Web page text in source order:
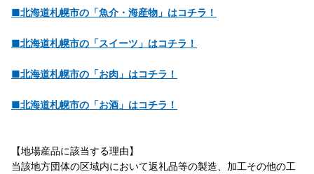
■北海道札幌市の「魚介・海産物」はコチラ！
■北海道札幌市の「スイーツ」はコチラ！
■北海道札幌市の「お肉」はコチラ！
■北海道札幌市の「お酒」はコチラ！
【地場産品に該当する理由】
当該地方団体の区域内において返礼品等の製造、加工その他の工